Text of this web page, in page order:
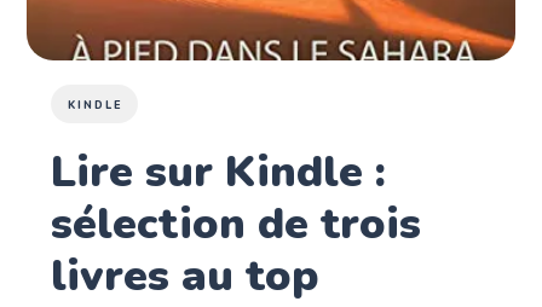
KINDLE
Lire sur Kindle :
sélection de trois
livres au top